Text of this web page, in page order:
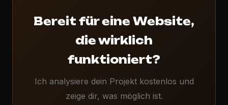
Bereit für eine Website,
die wirklich
funktioniert?
Ich analysiere dein Projekt kostenlos und
zeige dir, was möglich ist.